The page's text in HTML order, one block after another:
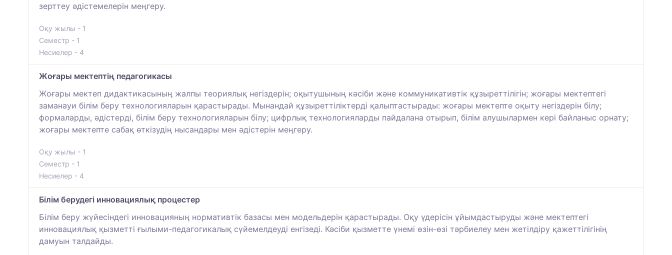
зерттеу әдістемелерін меңгеру.
Оқу жылы - 1
Семестр - 1
Несиелер - 4
Жоғары мектептің педагогикасы
Жоғары мектеп дидактикасының жалпы теориялық негіздерін; оқытушының кәсіби және коммуникативтік құзыреттілігін; жоғары мектептегі
заманауи білім беру технологияларын қарастырады. Мынандай құзыреттіліктерді қалыптастырады: жоғары мектепте оқыту негіздерін білу;
формаларды, әдістерді, білім беру технологияларын білу; цифрлық технологияларды пайдалана отырып, білім алушылармен кері байланыс орнату;
жоғары мектепте сабақ өткізудің нысандары мен әдістерін меңгеру.
Оқу жылы - 1
Семестр - 1
Несиелер - 4
Білім берудегі инновациялық процестер
Білім беру жүйесіндегі инновацияның нормативтік базасы мен модельдерін қарастырады. Оқу үдерісін ұйымдастыруды және мектептегі
инновациялық қызметті ғылыми-педагогикалық сүйемелдеуді енгізеді. Кәсіби қызметте үнемі өзін-өзі тәрбиелеу мен жетілдіру қажеттілігінің
дамуын талдайды.